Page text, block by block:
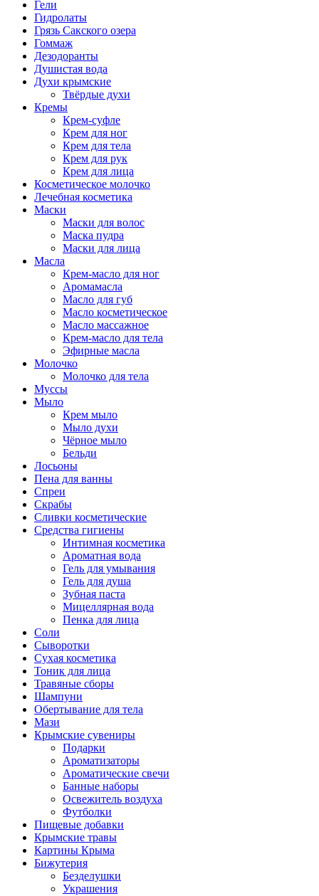
Гели
Гидролаты
Грязь Сакского озера
Гоммаж
Дезодоранты
Душистая вода
Духи крымские
Твёрдые духи
Кремы
Крем-суфле
Крем для ног
Крем для тела
Крем для рук
Крем для лица
Косметическое молочко
Лечебная косметика
Маски
Маски для волос
Маска пудра
Маски для лица
Масла
Крем-масло для ног
Аромамасла
Масло для губ
Масло косметическое
Масло массажное
Крем-масло для тела
Эфирные масла
Молочко
Молочко для тела
Муссы
Мыло
Крем мыло
Мыло духи
Чёрное мыло
Бельди
Лосьоны
Пена для ванны
Спреи
Скрабы
Сливки косметические
Средства гигиены
Интимная косметика
Ароматная вода
Гель для умывания
Гель для душа
Зубная паста
Мицеллярная вода
Пенка для лица
Соли
Сыворотки
Сухая косметика
Тоник для лица
Травяные сборы
Шампуни
Обертывание для тела
Мази
Крымские сувениры
Подарки
Ароматизаторы
Ароматические свечи
Банные наборы
Освежитель воздуха
Футболки
Пищевые добавки
Крымские травы
Картины Крыма
Бижутерия
Безделушки
Украшения